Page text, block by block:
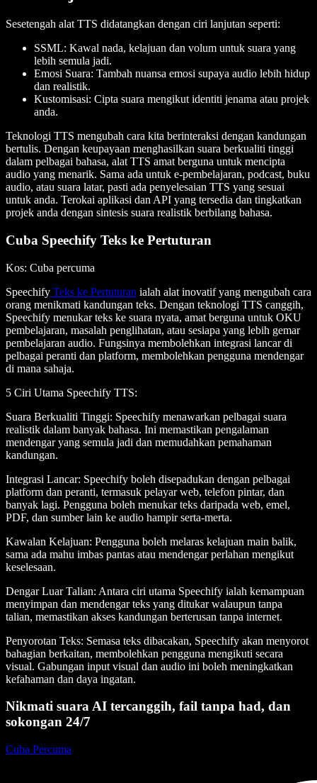
Sesetengah alat TTS didatangkan dengan ciri lanjutan seperti:
SSML: Kawal nada, kelajuan dan volum untuk suara yang
lebih semula jadi.
Emosi Suara: Tambah nuansa emosi supaya audio lebih hidup
dan realistik.
Kustomisasi: Cipta suara mengikut identiti jenama atau projek
anda.
Teknologi TTS mengubah cara kita berinteraksi dengan kandungan
bertulis. Dengan keupayaan menghasilkan suara berkualiti tinggi
dalam pelbagai bahasa, alat TTS amat berguna untuk mencipta
audio yang menarik. Sama ada untuk e-pembelajaran, podcast, buku
audio, atau suara latar, pasti ada penyelesaian TTS yang sesuai
untuk anda. Terokai aplikasi dan API yang tersedia dan tingkatkan
projek anda dengan sintesis suara realistik berbilang bahasa.
Cuba Speechify Teks ke Pertuturan
Kos: Cuba percuma
Speechify Teks ke Pertuturan ialah alat inovatif yang mengubah cara
orang menikmati kandungan teks. Dengan teknologi TTS canggih,
Speechify menukar teks ke suara nyata, amat berguna untuk OKU
pembelajaran, masalah penglihatan, atau sesiapa yang lebih gemar
pembelajaran audio. Fungsinya membolehkan integrasi lancar di
pelbagai peranti dan platform, membolehkan pengguna mendengar
di mana sahaja.
5 Ciri Utama Speechify TTS:
Suara Berkualiti Tinggi: Speechify menawarkan pelbagai suara
realistik dalam banyak bahasa. Ini memastikan pengalaman
mendengar yang semula jadi dan memudahkan pemahaman
kandungan.
Integrasi Lancar: Speechify boleh disepadukan dengan pelbagai
platform dan peranti, termasuk pelayar web, telefon pintar, dan
banyak lagi. Pengguna boleh menukar teks daripada web, emel,
PDF, dan sumber lain ke audio hampir serta-merta.
Kawalan Kelajuan: Pengguna boleh melaras kelajuan main balik,
sama ada mahu imbas pantas atau mendengar perlahan mengikut
keselesaan.
Dengar Luar Talian: Antara ciri utama Speechify ialah kemampuan
menyimpan dan mendengar teks yang ditukar walaupun tanpa
talian, memastikan akses kandungan berterusan tanpa internet.
Penyorotan Teks: Semasa teks dibacakan, Speechify akan menyorot
bahagian berkaitan, membolehkan pengguna mengikuti secara
visual. Gabungan input visual dan audio ini boleh meningkatkan
kefahaman dan daya ingatan.
Nikmati suara AI tercanggih, fail tanpa had, dan
sokongan 24/7
Cuba Percuma